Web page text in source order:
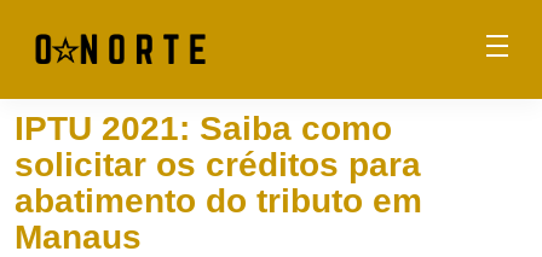
IPTU 2021: Saiba como
solicitar os créditos para
abatimento do tributo em
Manaus